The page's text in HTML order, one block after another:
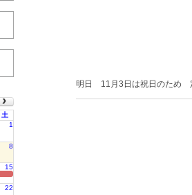
土
1
8
15
22
明日 11月3日は祝日のため